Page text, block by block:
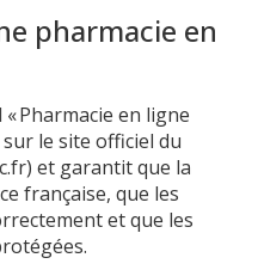
pharmacie en
Pharmacie en ligne
le site officiel du
et garantit que la
française, que les
et que les